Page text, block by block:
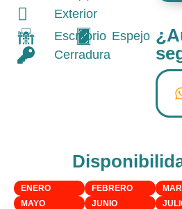
Exterior
Escritorio Espejo
Cerradura
ENERO FEBRERO
MAYO
JUNIO